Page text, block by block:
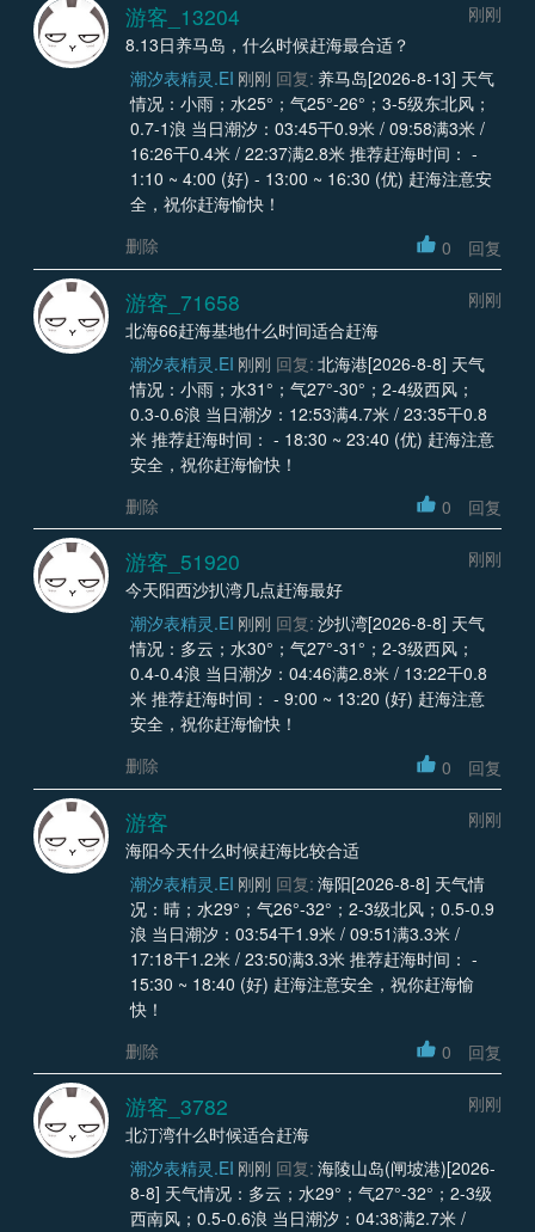
游客_13204
刚刚
8.13日养马岛，什么时候赶海最合适？
潮汐表精灵.EI 刚刚 回复: 养马岛[2026-8-13] 天气
情况：小雨；水25°；气25°-26°；3-5级东北风；
0.7-1浪 当日潮汐：03:45干0.9米 / 09:58满3米 /
16:26干0.4米 / 22:37满2.8米 推荐赶海时间： -
1:10 ~ 4:00 (好) - 13:00 ~ 16:30 (优) 赶海注意安
全，祝你赶海愉快！
删除
0 回复
游客_71658
刚刚
北海66赶海基地什么时间适合赶海
潮汐表精灵.EI 刚刚 回复: 北海港[2026-8-8] 天气
情况：小雨；水31°；气27°-30°；2-4级西风；
0.3-0.6浪 当日潮汐：12:53满4.7米 / 23:35干0.8
米 推荐赶海时间： - 18:30 ~ 23:40 (优) 赶海注意
安全，祝你赶海愉快！
删除
0 回复
游客_51920
刚刚
今天阳西沙扒湾几点赶海最好
潮汐表精灵.EI 刚刚 回复: 沙扒湾[2026-8-8] 天气
情况：多云；水30°；气27°-31°；2-3级西风；
0.4-0.4浪 当日潮汐：04:46满2.8米 / 13:22干0.8
米 推荐赶海时间： - 9:00 ~ 13:20 (好) 赶海注意
安全，祝你赶海愉快！
删除
0 回复
游客
刚刚
海阳今天什么时候赶海比较合适
潮汐表精灵.EI 刚刚 回复: 海阳[2026-8-8] 天气情
况：晴；水29°；气26°-32°；2-3级北风；0.5-0.9
浪 当日潮汐：03:54干1.9米 / 09:51满3.3米 /
17:18干1.2米 / 23:50满3.3米 推荐赶海时间： -
15:30 ~ 18:40 (好) 赶海注意安全，祝你赶海愉
快！
删除
0 回复
游客_3782
刚刚
北汀湾什么时候适合赶海
潮汐表精灵.EI 刚刚 回复: 海陵山岛(闸坡港)[2026-
8-8] 天气情况：多云；水29°；气27°-32°；2-3级
西南风；0.5-0.6浪 当日潮汐：04:38满2.7米 /